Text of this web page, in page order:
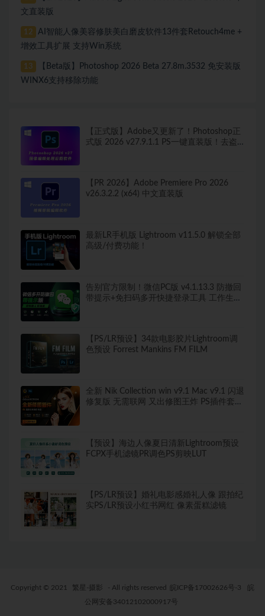
文直装版
12
AI智能人像美容修肤美白磨皮软件13件套Retouch4me +
增效工具扩展 支持Win系统
13
【Beta版】Photoshop 2026 Beta 27.8m.3532 免安装版
WINX6支持移除功能
【正式版】Adobe又更新了！Photoshop正
式版 2026 v27.9.1.1 PS一键直装版！去盗
【PR 2026】Adobe Premiere Pro 2026
v26.3.2.2 (x64) 中文直装版
最新LR手机版 Lightroom v11.5.0 解锁全部
高级/付费功能！
告别官方限制！微信PC版 v4.1.13.3 防撤回
带提示+免扫码多开快捷登录工具 工作生活
【PS/LR预设】34款电影胶片Lightroom调
色预设 Forrest Mankins FM FILM
全新 Nik Collection win v9.1 Mac v9.1 闪退
修复版 无需联网 又出修图王炸 PS插件套装
【预设】海边人像夏日清新Lightroom预设
FCPX手机滤镜PR调色PS剪映LUT
【PS/LR预设】婚礼电影感婚礼人像 跟拍纪
实PS/LR预设小红书网红 像素蛋糕滤镜
Copyright © 2021 繁星-摄影 - All rights reserved 皖ICP备17002626号-3
皖
公网安备34012102000917号